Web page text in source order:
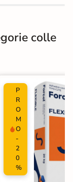
colle
P
R
O
M
O
-
2
0
%